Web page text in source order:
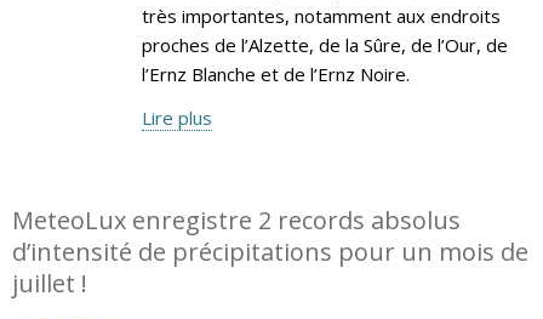
très importantes, notamment aux endroits
proches de l’Alzette, de la Sûre, de l’Our, de
l’Ernz Blanche et de l’Ernz Noire.
Lire plus
MeteoLux enregistre 2 records absolus
d’intensité de précipitations pour un mois de
juillet !